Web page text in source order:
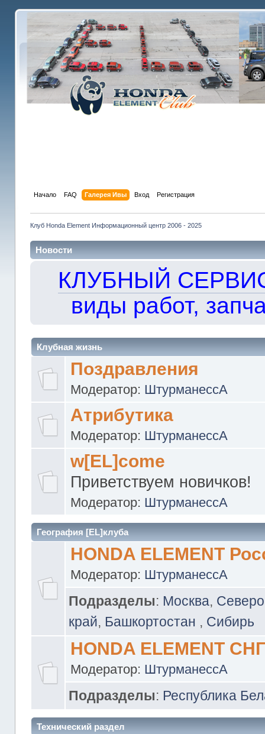
Начало FAQ Галерея Ивы Вход Регистрация
Клуб Honda Element Информационный центр 2006 - 2025
Новости
КЛУБНЫЙ
виды работ,
Клубная жизнь
Поздравления
Модератор: ШтурманессА
Атрибутика
Модератор: ШтурманессА
w[EL]come
Приветствуем новичков!
Модератор: ШтурманессА
География [EL]клуба
HONDA ELEMENT
Модератор: ШтурманессА
Подразделы: Москва,
край, Башкортостан , Сибирь
HONDA ELEMENT
Модератор: ШтурманессА
Подразделы: Республика
Технический раздел